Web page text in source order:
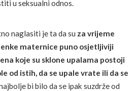
u seksualni odnos.
naglasiti je ta da su za vrijeme
maternice puno osjetljiviji
koje su sklone upalama postoji
od istih, da se upale vrate ili da se
bi bilo da se ipak suzdrže od